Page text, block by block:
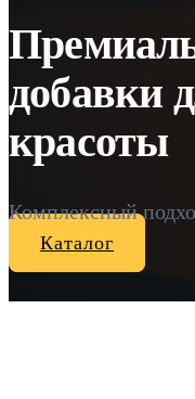
добавки
красоты
Комплексный
Каталог